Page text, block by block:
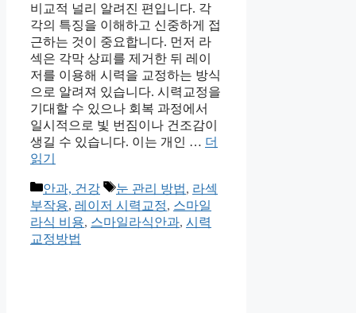
비교적 널리 알려진 편입니다. 각
각의 특징을 이해하고 신중하게 접
근하는 것이 중요합니다. 먼저 라
섹은 각막 상피를 제거한 뒤 레이
저를 이용해 시력을 교정하는 방식
으로 알려져 있습니다. 시력교정을
기대할 수 있으나 회복 과정에서
일시적으로 빛 번짐이나 건조감이
생길 수 있습니다. 이는 개인 … 더
읽기
카
테
고
리
안과, 건강
태
그
눈 관리 방법, 라섹
부작용, 레이저 시력교정, 스마일
라식 비용, 스마일라식안과, 시력
교정방법